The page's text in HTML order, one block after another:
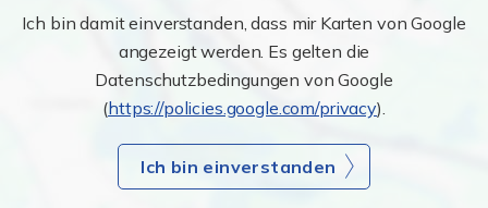
Ich bin damit einverstanden, dass mir Karten von Google
angezeigt werden. Es gelten die
Datenschutzbedingungen von Google
(https://policies.google.com/privacy).
Ich bin einverstanden